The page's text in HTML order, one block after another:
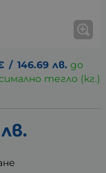
/ 146.69 лв. до
тегло (кг.)
лв.